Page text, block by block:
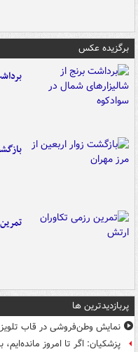
برگزیده عکس
پربازدیدترین ها
نمایش وطن‌فروشی در قاب
پزشکیان: اگر تا امروز